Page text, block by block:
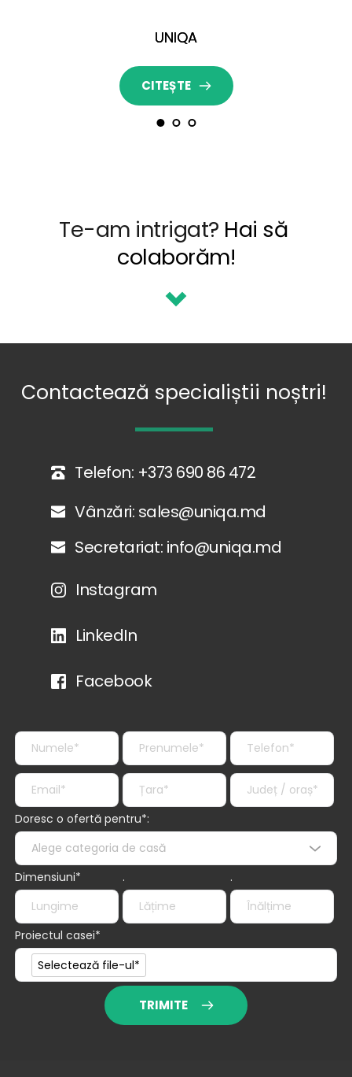
UNIQA
CITEȘTE
Te-am intrigat? Hai să
colaborăm!
Contactează specialiștii noștri!
Telefon: +373 690 86 472
Vânzări: sales@uniqa.md
Secretariat: info@uniqa.md
Instagram
LinkedIn
Facebook
Doresc o ofertă pentru*:
Alege categoria de casă
Dimensiuni*
. .
Proiectul casei*
Proiectul casei*
Selectează file-ul*
TRIMITE